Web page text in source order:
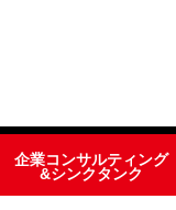
企業コンサルティング
&シンクタンク